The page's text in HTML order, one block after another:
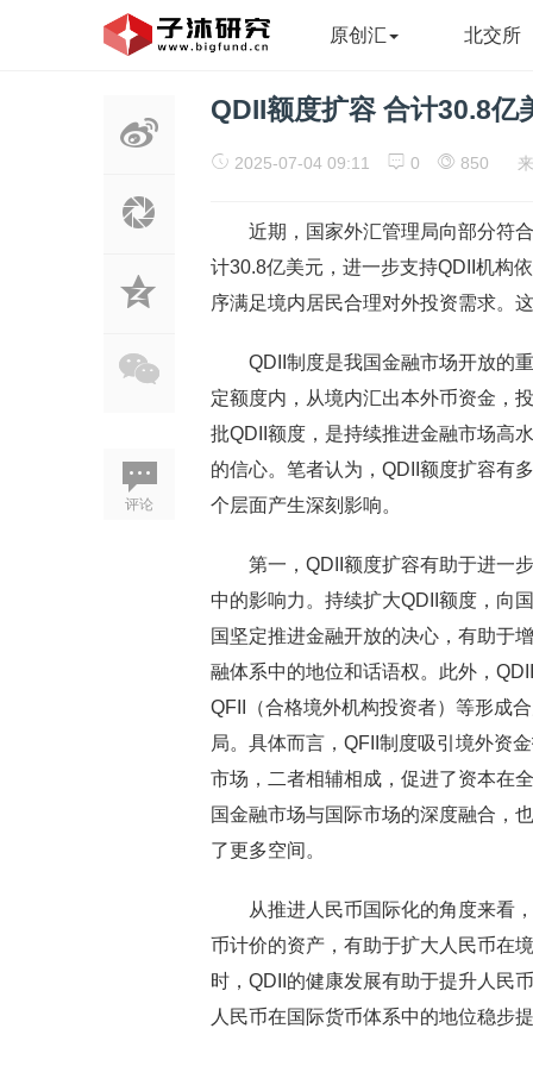
原创汇 北交所
评论
QDII额度扩容 合计30.8亿
2025-07-04 09:11 0 850
近期，国家外汇管理局向部分符合
计30.8亿美元，进一步支持QDII机构
序满足境内居民合理对外投资需求。
QDII制度是我国金融市场开放的重
定额度内，从境内汇出本外币资金，
批QDII额度，是持续推进金融市场高
的信心。笔者认为，QDII额度扩容有
个层面产生深刻影响。
第一，QDII额度扩容有助于进一步
中的影响力。持续扩大QDII额度，向
国坚定推进金融开放的决心，有助于
融体系中的地位和话语权。此外，
QFII（合格境外机构投资者）等形成
局。具体而言，QFII制度吸引境外资
市场，二者相辅相成，促进了资本在
国金融市场与国际市场的深度融合，
了更多空间。
从推进人民币国际化的角度来看，
币计价的资产，有助于扩大人民币在
时，QDII的健康发展有助于提升人民
人民币在国际货币体系中的地位稳步